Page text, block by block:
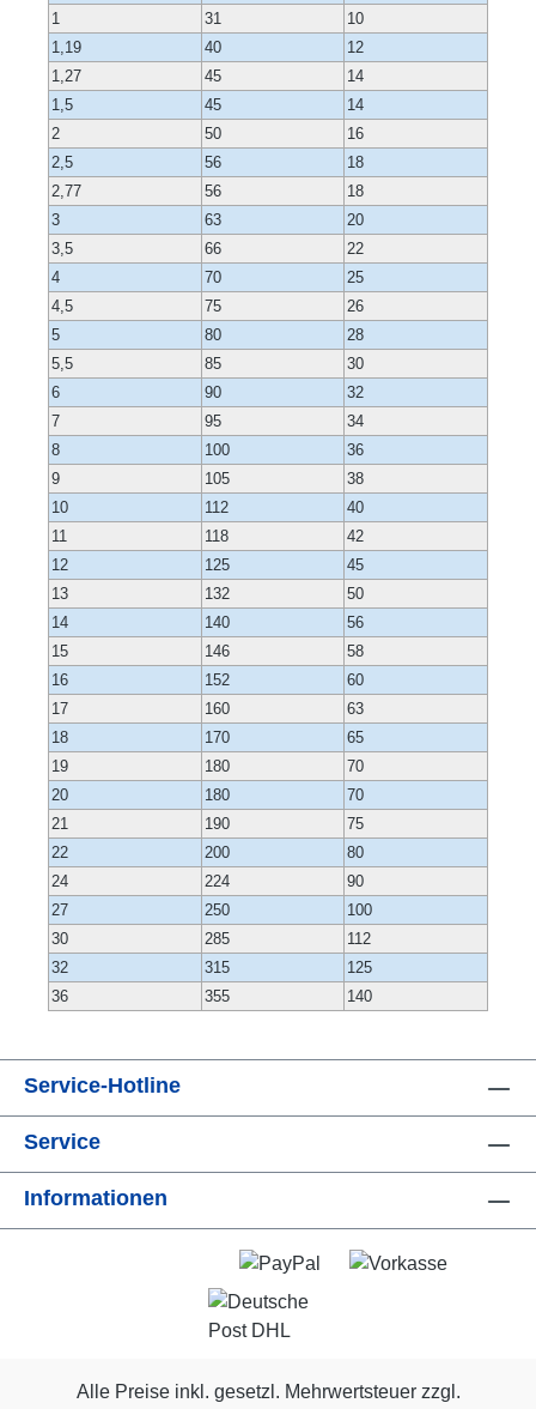
1
31
10
1,19
40
12
1,27
45
14
1,5
45
14
2
50
16
2,5
56
18
2,77
56
18
3
63
20
3,5
66
22
4
70
25
4,5
75
26
5
80
28
5,5
85
30
6
90
32
7
95
34
8
100
36
9
105
38
10
112
40
11
118
42
12
125
45
13
132
50
14
140
56
15
146
58
16
152
60
17
160
63
18
170
65
19
180
70
20
180
70
21
190
75
22
200
80
24
224
90
27
250
100
30
285
112
32
315
125
36
355 140
Service-Hotline
Service
Informationen
Alle Preise inkl. gesetzl. Mehrwertsteuer zzgl.